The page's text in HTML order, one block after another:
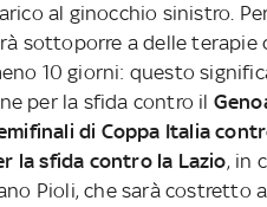
al ginocchio sinistro.
sottoporre a delle terapie
10 giorni: questo
per la sfida contro il
di Coppa Italia
la sfida contro la Lazio, in
Pioli, che sarà costretto